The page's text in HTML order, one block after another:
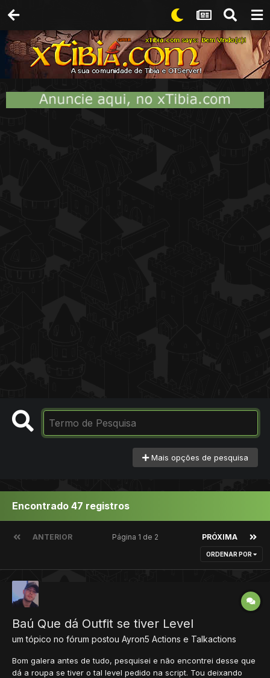
Mais opções de pesquisa
Encontrado 47 registros
ANTERIOR PRÓXIMA
Página 1 de 2
ORDENAR POR
Baú Que dá Outfit se tiver Level
um tópico no fórum postou Ayron5 Actions e Talkactions
Bom galera antes de tudo, pesquisei e não encontrei desse que
dá a roupa se tiver o tal level pedido na script. Tou deixando